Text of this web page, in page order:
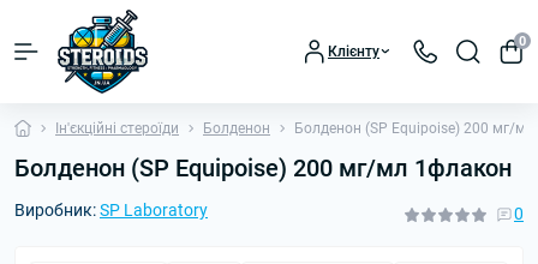
Клієнту
0
Ін'єкційні стероїди Болденон Болденон (SP Equipoise) 200 мг/
Болденон (SP Equipoise) 200 мг/мл 1флакон
Виробник:SP Laboratory 0